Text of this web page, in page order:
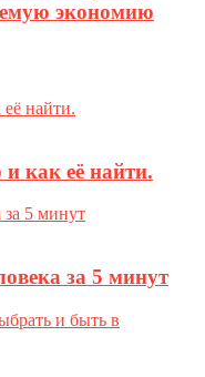
экономию
как её найти.
за 5 минут